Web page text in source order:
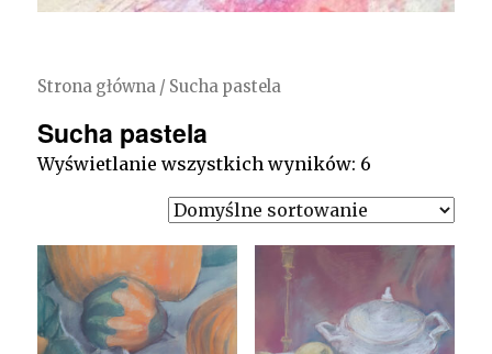
Strona główna / Sucha pastela
Sucha pastela
Wyświetlanie wszystkich wyników: 6